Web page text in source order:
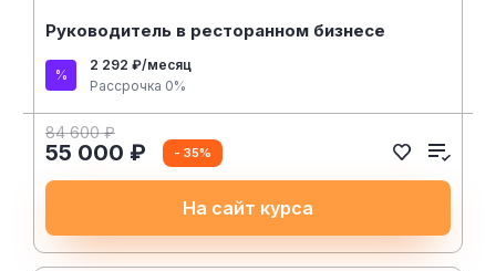
Руководитель в ресторанном бизнесе
2 292 ₽/месяц
Рассрочка 0%
84 600 ₽
55 000 ₽ - 35%
На сайт курса